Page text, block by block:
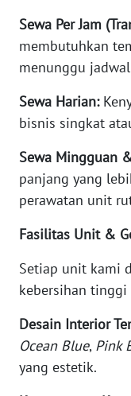
Sewa Per Jam
membutuhkan
menunggu
Sewa Harian:
bisnis singkat
Sewa Mingguan
panjang yang
perawatan unit
Fasilitas Unit &
Setiap unit kami
kebersihan
Desain Interior
Ocean Blue, Pink
yang estetik.
WN
NUSANTARA
JOGJA
JATIM
WN
BALI
WN
KALBAR
WN
KALTENG